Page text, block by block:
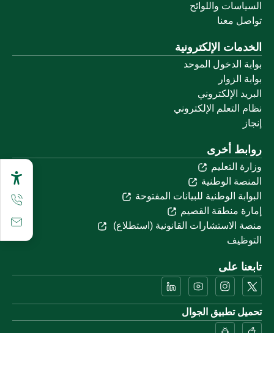
السياسات واللوائح
تواصل معنا
الخدمات الإلكترونية
بوابة الدخول الموحد
بوابة الزوار
البريد الإلكتروني
نظام التعلم الإلكتروني
إنجاز
روابط أخرى
وزارة التعليم
المنصة الوطنية
البوابة الوطنية للبيانات المفتوحة
إمارة منطقة القصيم
منصة الاستشارات القانونية (استطلاع)
التوظيف
تابعنا على
تحميل تطبيق الجوال